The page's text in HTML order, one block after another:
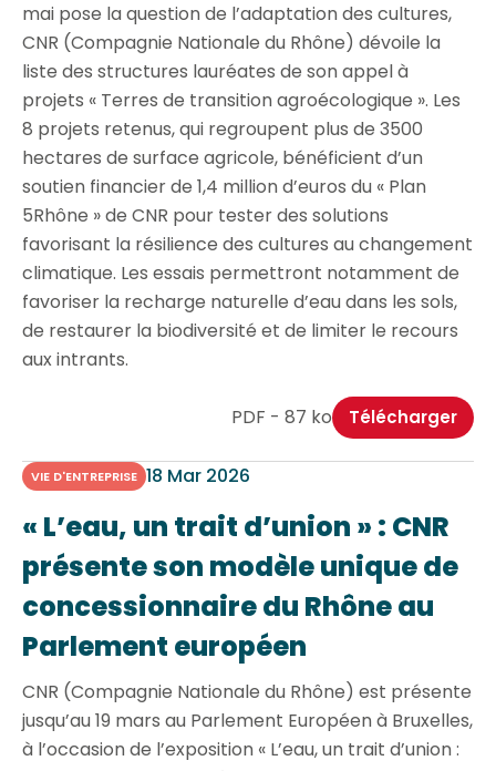
mai pose la question de l’adaptation des cultures,
CNR (Compagnie Nationale du Rhône) dévoile la
liste des structures lauréates de son appel à
projets « Terres de transition agroécologique ». Les
8 projets retenus, qui regroupent plus de 3500
hectares de surface agricole, bénéficient d’un
soutien financier de 1,4 million d’euros du « Plan
5Rhône » de CNR pour tester des solutions
favorisant la résilience des cultures au changement
climatique. Les essais permettront notamment de
favoriser la recharge naturelle d’eau dans les sols,
de restaurer la biodiversité et de limiter le recours
aux intrants.
PDF - 87 ko Télécharger
VIE D'ENTREPRISE 18 Mar 2026
« L’eau, un trait d’union » : CNR
présente son modèle unique de
concessionnaire du Rhône au
Parlement européen
CNR (Compagnie Nationale du Rhône) est présente
jusqu’au 19 mars au Parlement Européen à Bruxelles,
à l’occasion de l’exposition « L’eau, un trait d’union :